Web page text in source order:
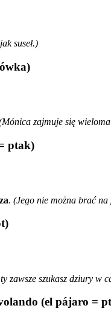
suseł.)
zajmuje się
ptak)
. (Jego nie można brać
zawsze szukasz dziury w
(el pájaro =